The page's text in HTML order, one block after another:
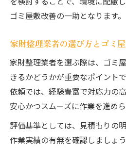
ゴミ屋敷改善の一助となります。
家財整理業者の選び方とゴミ
家財整理業者を選ぶ際は、ゴミ
きるかどうかが重要なポイント
依頼では、経験豊富で対応力の
安心かつスムーズに作業を進めら
評価基準としては、見積もりの
作業実績の有無を確認しましょ